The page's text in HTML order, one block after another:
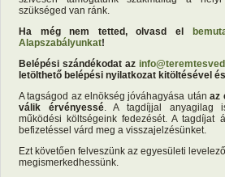
szükséged van ránk.
Ha még nem tetted, olvasd el
Alapszabályunkat!
Belépési szándékodat az
letölthető belépési nyilatkozat kitöltésével
A tagságod az elnökség jóváhagyása utánaz
válik érvényessé. A tagdíjjal anyagilag
működési költségeink fedezését. A tagdíjat
befizetéssel várd meg a visszajelzésünket.
Ezt követően felveszünk az egyesületi
megismerkedhessünk.